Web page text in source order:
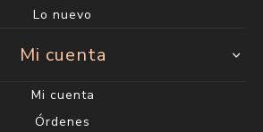
Lo nuevo
Mi cuenta
Mi cuenta
Órdenes